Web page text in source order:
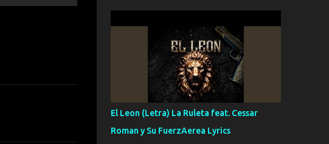
conciertos más que llenar Se mueven solo
por el interés P...
inteligente junto con su hermano el TRES
blindado el Estado tiene andan ESPERANDO
al UNO QUE PRONTO ESTARÁ PRESENTE
Que no falten las bucanas ni tampoco las
mujeres porque es platica de grandes por eso
hay que estar alegres doy las instrucciones
para atender los deberes Música Si es que
salta algún problema de confianza tengo
El Leon (Letra) La Ruleta feat. Cessar
Roman y Su FuerzAerea Lyrics